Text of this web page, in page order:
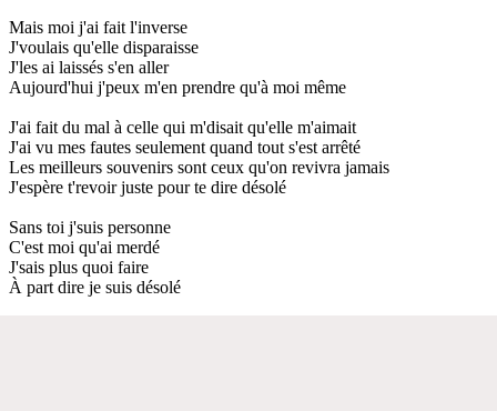
Mais moi j'ai fait l'inverse
J'voulais qu'elle disparaisse
J'les ai laissés s'en aller
Aujourd'hui j'peux m'en prendre qu'à moi même
J'ai fait du mal à celle qui m'disait qu'elle m'aimait
J'ai vu mes fautes seulement quand tout s'est arrêté
Les meilleurs souvenirs sont ceux qu'on revivra jamais
J'espère t'revoir juste pour te dire désolé
Sans toi j'suis personne
C'est moi qu'ai merdé
J'sais plus quoi faire
À part dire je suis désolé